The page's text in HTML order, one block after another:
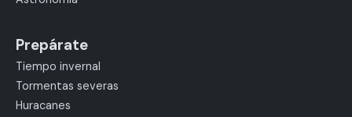
Prepárate
Tiempo invernal
Tormentas severas
Huracanes